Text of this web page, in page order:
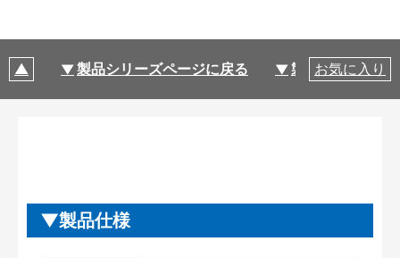
製品シリーズページに戻る 製品仕様
お気に入り
製品仕様